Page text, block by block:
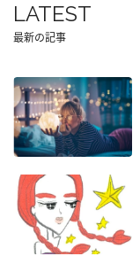
LATEST
最新の記事